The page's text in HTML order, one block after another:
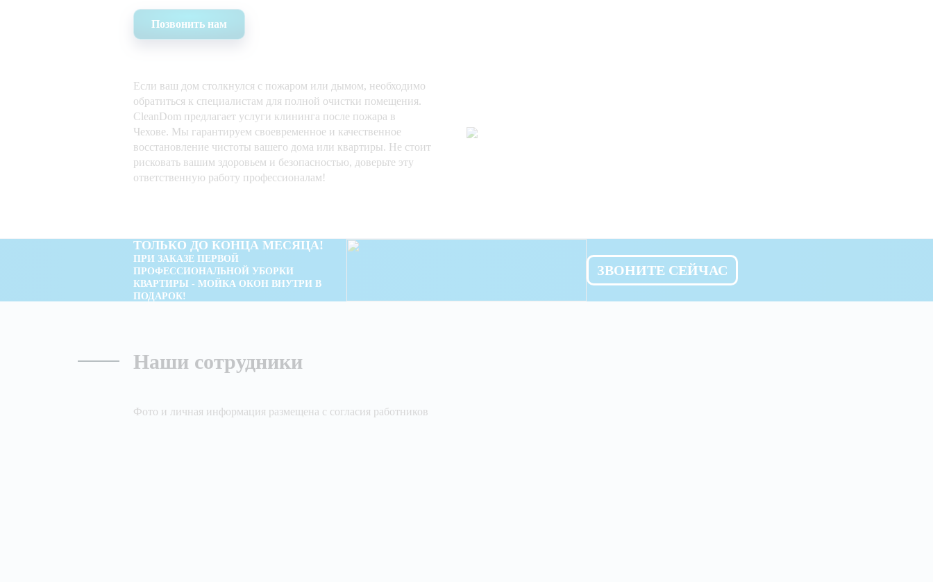
Позвонить нам
Если ваш дом столкнулся с пожаром или дымом, необходимо
обратиться к специалистам для полной очистки помещения.
CleanDom предлагает услуги клининга после пожара в
Чехове. Мы гарантируем своевременное и качественное
восстановление чистоты вашего дома или квартиры. Не стоит
рисковать вашим здоровьем и безопасностью, доверьте эту
ответственную работу профессионалам!
ТОЛЬКО ДО КОНЦА МЕСЯЦА!
ПРИ ЗАКАЗЕ ПЕРВОЙ
ПРОФЕССИОНАЛЬНОЙ УБОРКИ
КВАРТИРЫ - МОЙКА ОКОН ВНУТРИ В
ПОДАРОК!
ЗВОНИТЕ СЕЙЧАС
Наши сотрудники
Фото и личная информация размещена с согласия работников